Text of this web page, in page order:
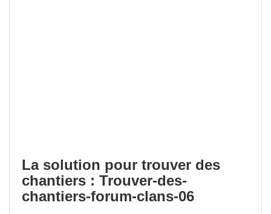
La solution pour trouver des
chantiers : Trouver-des-
chantiers-forum-clans-06